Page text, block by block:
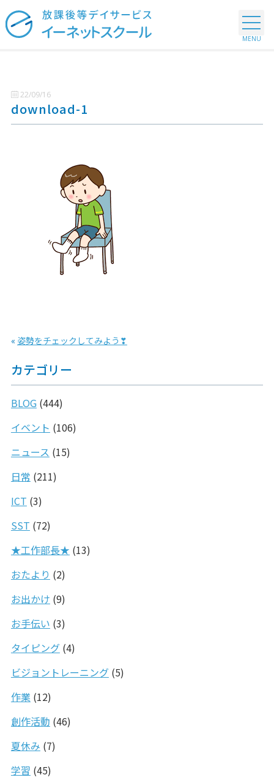
22/09/16
download-1
« 姿勢をチェックしてみよう❣
カテゴリー
BLOG(444)
イベント (106)
ニュース (15)
日常 (211)
ICT (3)
SST (72)
★工作部長★ (13)
おたより (2)
お出かけ (9)
お手伝い (3)
タイピング(4)
ビジョントレーニング(5)
作業(12)
創作活動 (46)
夏休み (7)
学習 (45)